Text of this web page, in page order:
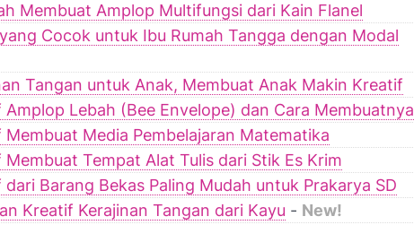
Membuat Amplop Multifungsi dari Kain Flanel
Cocok untuk Ibu Rumah Tangga dengan Modal
Tangan untuk Anak, Membuat Anak Makin Kreatif
Amplop Lebah (Bee Envelope) dan Cara Membuatnya
Membuat Media Pembelajaran Matematika
Membuat Tempat Alat Tulis dari Stik Es Krim
Barang Bekas Paling Mudah untuk Prakarya SD
Kreatif Kerajinan Tangan dari Kayu - New!